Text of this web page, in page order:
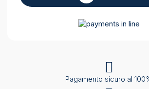
Pagamento sicuro al